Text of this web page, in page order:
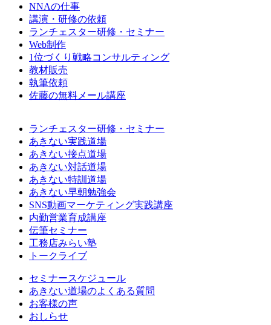
NNAの仕事
講演・研修の依頼
ランチェスター研修・セミナー
Web制作
1位づくり戦略コンサルティング
教材販売
執筆依頼
佐藤の無料メール講座
ランチェスター研修・セミナー
あきない実践道場
あきない接点道場
あきない対話道場
あきない特訓道場
あきない早朝勉強会
SNS動画マーケティング実践講座
内勤営業育成講座
伝筆セミナー
工務店みらい塾
トークライブ
セミナースケジュール
あきない道場のよくある質問
お客様の声
おしらせ